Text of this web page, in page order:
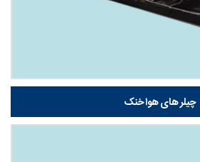
چیلر های هوا خنک